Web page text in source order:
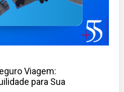
Viagem:
para Sua